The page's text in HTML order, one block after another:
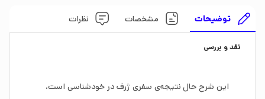
توضیحات مشخصات نظرات
نقد و بررسی
این شرح حال نتیجه‌ی سفری ژرف در خودشناسی است،